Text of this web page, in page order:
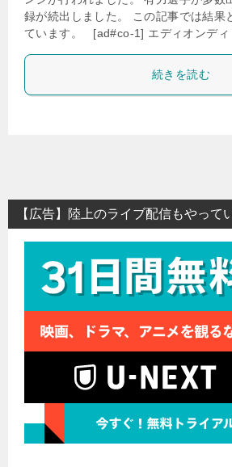
録が続出しました。 この記事では結果
ています。 [ad#co-1] エディオンデ
続きを読む
【広告】陸上のライブ配信もやって